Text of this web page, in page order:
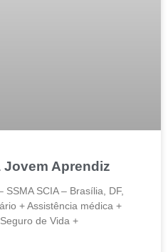
Aprendiz
SCIA – Brasília, DF,
+ Assistência médica +
de Vida +